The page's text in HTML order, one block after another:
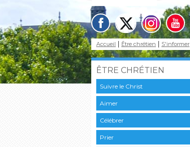
Accueil Être chrétien S'informer
ÊTRE CHRÉTIEN
Suivre le Christ
Aimer
Célébrer
Prier